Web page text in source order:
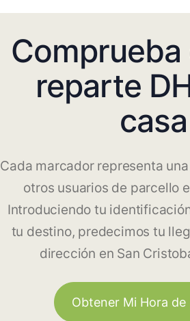
reparte
casa
Cada marcador representa
otros usuarios de parcello
Introduciendo tu
tu destino, predecimos tu
dirección en San
Obtener Mi Hora de